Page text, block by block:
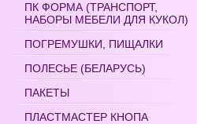
ПК ФОРМА (ТРАНСПОРТ,
НАБОРЫ МЕБЕЛИ ДЛЯ КУКОЛ)
ПОГРЕМУШКИ, ПИЩАЛКИ
ПОЛЕСЬЕ (БЕЛАРУСЬ)
ПАКЕТЫ
ПЛАСТМАСТЕР КНОПА